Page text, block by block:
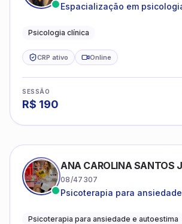
Espacialização em
Psicologia clínica
CRP ativo Online
SESSÃO
R$ 190
ANA CAROLINA SANTOS
08/47307
Psicoterapia para
Psicoterapia para ansiedade e autoestima